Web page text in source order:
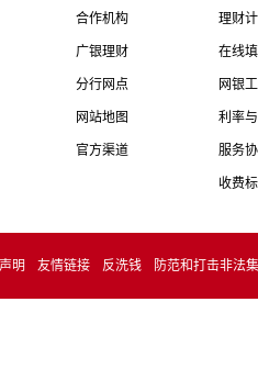
合作机构
广银理财
分行网点
网站地图
官方渠道
理财
在线
网银
利率
服务
收费
明 友情链接 反洗钱 防范和打击非法